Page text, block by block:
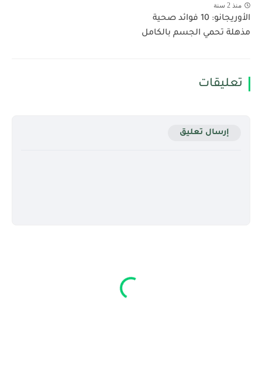
منذ 2 سنة
الأوريجانو: 10 فوائد صحية
مذهلة تحمي الجسم بالكامل
تعليقات
إرسال تعليق